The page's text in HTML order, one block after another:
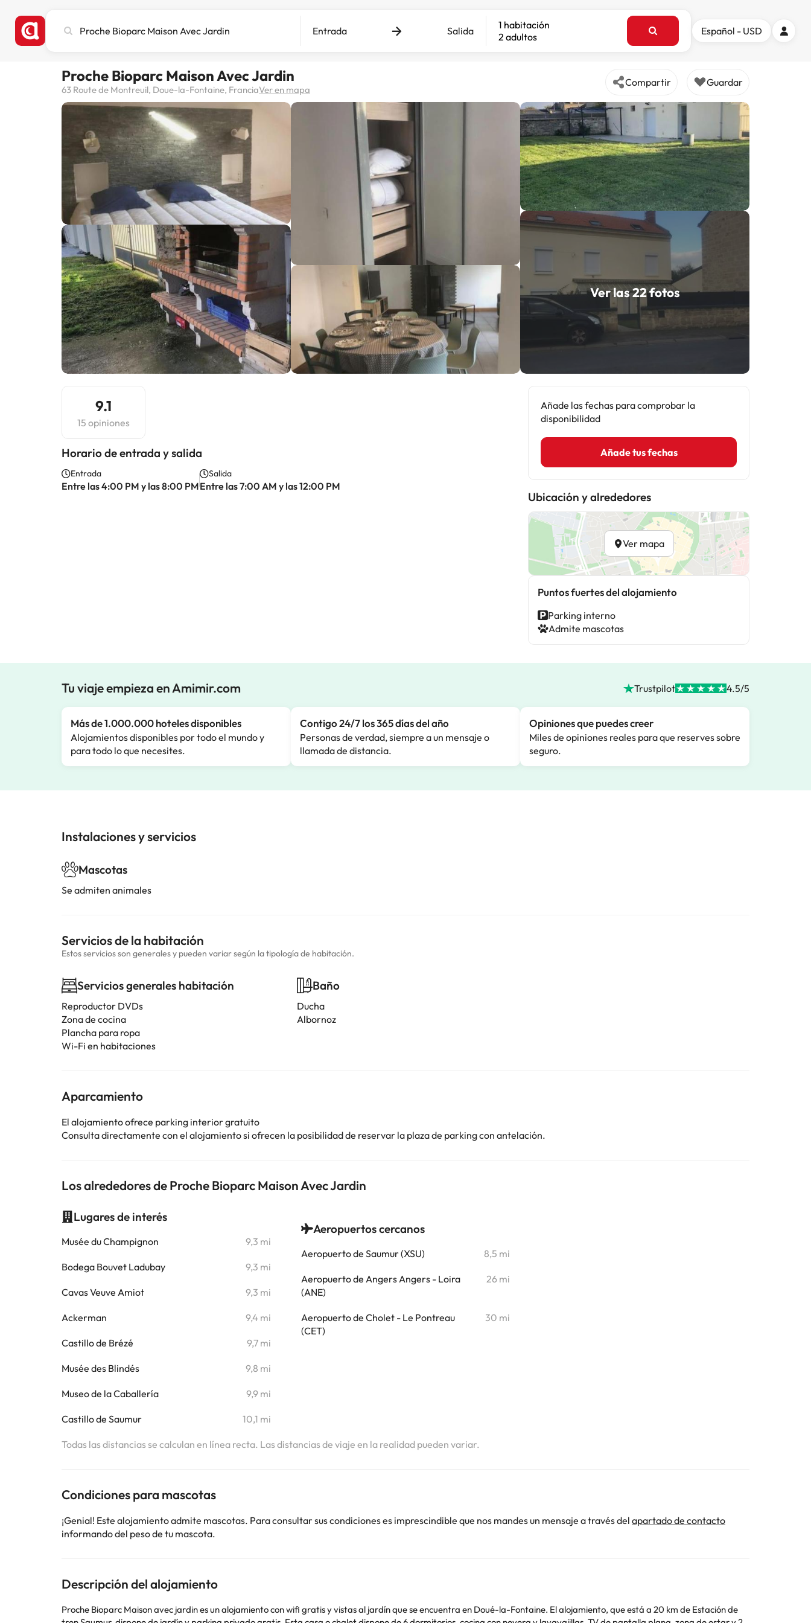
ciudad,
destino
Entrada Salida
1 habitación
2 adultos
Español - USD
Proche Bioparc Maison Avec Jardin
63 Route de Montreuil, Doue-la-Fontaine, FranciaVer en mapa
Compartir Guardar
Ver las 22 fotos
9.1
15 opiniones
Horario de entrada y salida
Entrada
Entre las 4:00 PM y las 8:00 PM
Salida
Entre las 7:00 AM y las 12:00 PM
Añade las fechas para comprobar la
disponibilidad
Añade tus fechas
Ubicación y alrededores
Ver mapa
Puntos fuertes del alojamiento
Parking interno
Admite mascotas
Tu viaje empieza en Amimir.com Trustpilot 4.5/5
Más de 1.000.000 hoteles disponibles
Alojamientos disponibles por todo el mundo y
para todo lo que necesites.
Contigo 24/7 los 365 días del año
Personas de verdad, siempre a un mensaje o
llamada de distancia.
Opiniones que puedes creer
Miles de opiniones reales para que reserves sobre
seguro.
Instalaciones y servicios
Mascotas
Se admiten animales
Servicios de la habitación
Estos servicios son generales y pueden variar según la tipología de habitación.
Servicios generales habitación
Reproductor DVDs
Zona de cocina
Plancha para ropa
Wi-Fi en habitaciones
Baño
Ducha
Albornoz
Aparcamiento
El alojamiento ofrece parking interior gratuito
Consulta directamente con el alojamiento si ofrecen la posibilidad de reservar la plaza de parking con antelación.
Los alrededores de Proche Bioparc Maison Avec Jardin
Lugares de interés
Musée du Champignon 9,3 mi
Bodega Bouvet Ladubay 9,3 mi
Cavas Veuve Amiot 9,3 mi
Ackerman 9,4 mi
Castillo de Brézé 9,7 mi
Musée des Blindés 9,8 mi
Museo de la Caballería 9,9 mi
Castillo de Saumur 10,1 mi
Aeropuertos cercanos
Aeropuerto de Saumur (XSU) 8,5 mi
Aeropuerto de Angers Angers - Loira
(ANE)
26 mi
Aeropuerto de Cholet - Le Pontreau
(CET)
30 mi
Todas las distancias se calculan en línea recta. Las distancias de viaje en la realidad pueden variar.
Condiciones para mascotas
¡Genial! Este alojamiento admite mascotas. Para consultar sus condiciones es imprescindible que nos mandes un mensaje a través del apartado de contacto
informando del peso de tu mascota.
Descripción del alojamiento
Proche Bioparc Maison avec jardin es un alojamiento con wifi gratis y vistas al jardín que se encuentra en Doué-la-Fontaine. El alojamiento, que está a 20 km de Estación de